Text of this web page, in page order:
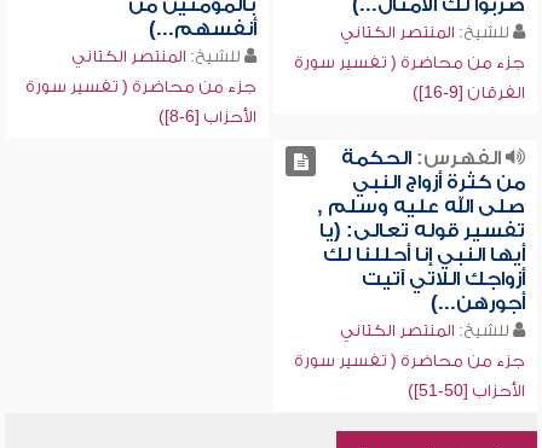
ضربوا لك الأمثال...)
للشيخ: المنتصر الكتاني
جزء من محاضرة ( تفسير سورة
الفرقان [9-16])
بالمؤمنين من
أنفسهم...)
للشيخ: المنتصر الكتاني
جزء من محاضرة ( تفسير سورة
الأحزاب [6-8])
الفهرس:الحكمة
من كثرة أزواج النبي
صلى الله عليه وسلم ,
تفسير قوله تعالى: (يا
أيها النبي إنا أحللنا لك
أزواجك اللاتي آتيت
أجورهن...)
للشيخ: المنتصر الكتاني
جزء من محاضرة ( تفسير سورة
الأحزاب [50-51])